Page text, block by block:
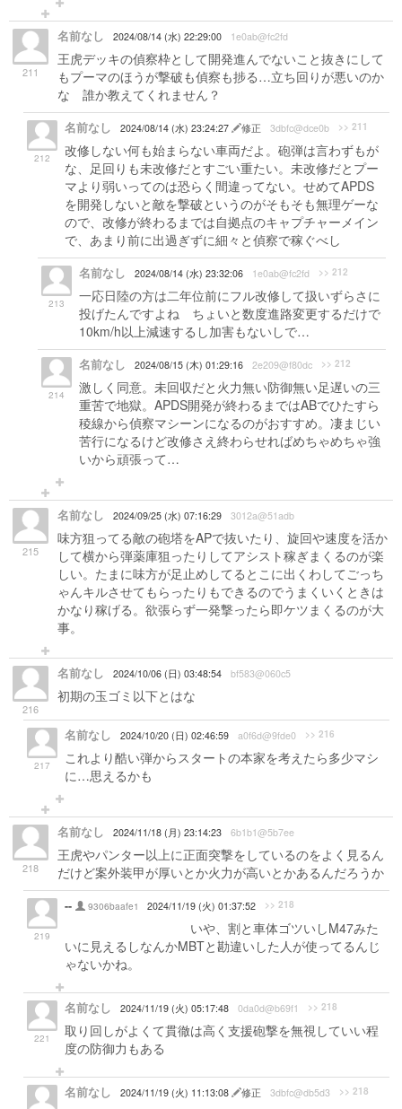
211
名前なし 2024/08/14 (水) 22:29:00 1e0ab@fc2fd
王虎デッキの偵察枠として開発進んでないこと抜きにして
もプーマのほうが撃破も偵察も捗る…立ち回りが悪いのか
な 誰か教えてくれません？
212
名前なし 2024/08/14 (水) 23:24:27 修正 3dbfc@dce0b >> 211
改修しない何も始まらない車両だよ。砲弾は言わずもが
な、足回りも未改修だとすごい重たい。未改修だとプー
マより弱いってのは恐らく間違ってない。せめてAPDS
を開発しないと敵を撃破というのがそもそも無理ゲーな
ので、改修が終わるまでは自拠点のキャプチャーメイン
で、あまり前に出過ぎずに細々と偵察で稼ぐべし
213
名前なし 2024/08/14 (水) 23:32:06 1e0ab@fc2fd >> 212
一応日陸の方は二年位前にフル改修して扱いずらさに
投げたんですよね ちょいと数度進路変更するだけで
10km/h以上減速するし加害もないしで…
214
名前なし 2024/08/15 (木) 01:29:16 2e209@f80dc >> 212
激しく同意。未回収だと火力無い防御無い足遅いの三
重苦で地獄。APDS開発が終わるまではABでひたすら
稜線から偵察マシーンになるのがおすすめ。凄まじい
苦行になるけど改修さえ終わらせればめちゃめちゃ強
いから頑張って…
215
名前なし 2024/09/25 (水) 07:16:29 3012a@51adb
味方狙ってる敵の砲塔をAPで抜いたり、旋回や速度を活か
して横から弾薬庫狙ったりしてアシスト稼ぎまくるのが楽
しい。たまに味方が足止めしてるとこに出くわしてごっち
ゃんキルさせてもらったりもできるのでうまくいくときは
かなり稼げる。欲張らず一発撃ったら即ケツまくるのが大
事。
216
名前なし 2024/10/06 (日) 03:48:54 bf583@060c5
初期の玉ゴミ以下とはな
217
名前なし 2024/10/20 (日) 02:46:59 a0f6d@9fde0 >> 216
これより酷い弾からスタートの本家を考えたら多少マシ
に…思えるかも
218
名前なし 2024/11/18 (月) 23:14:23 6b1b1@5b7ee
王虎やパンター以上に正面突撃をしているのをよく見るん
だけど案外装甲が厚いとか火力が高いとかあるんだろうか
219
-- 9306baafe1 2024/11/19 (火) 01:37:52 >> 218
いや、割と車体ゴツいしM47みた
いに見えるしなんかMBTと勘違いした人が使ってるんじ
ゃないかね。
221
名前なし 2024/11/19 (火) 05:17:48 0da0d@b69f1 >> 218
取り回しがよくて貫徹は高く支援砲撃を無視していい程
度の防御力もある
名前なし 2024/11/19 (火) 11:13:08 修正 3dbfc@db5d3 >> 218